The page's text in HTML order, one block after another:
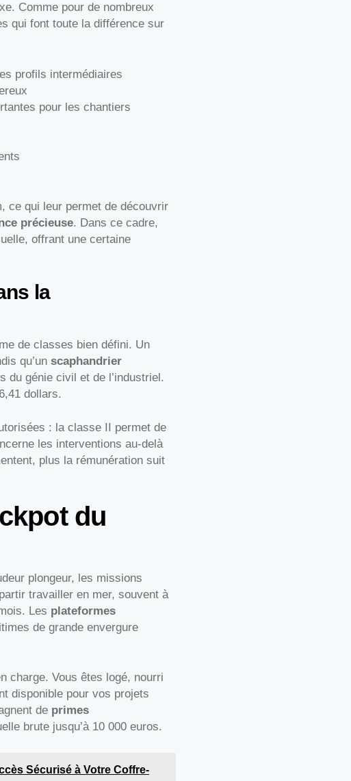
Comme pour de nombreux
qui font toute la différence sur
profils intermédiaires
pour les chantiers
ce qui leur permet de découvrir
précieuse. Dans ce cadre,
offrant une certaine
la
de classes bien défini. Un
qu’un scaphandrier
du génie civil et de l’industriel.
dollars.
: la classe II permet de
les interventions au-delà
plus la rémunération suit
du
plongeur, les missions
travailler en mer, souvent à
Les plateformes
de grande envergure
charge. Vous êtes logé, nourri
disponible pour vos projets
de primes
brute jusqu’à 10 000 euros.
Sécurisé à Votre Coffre-